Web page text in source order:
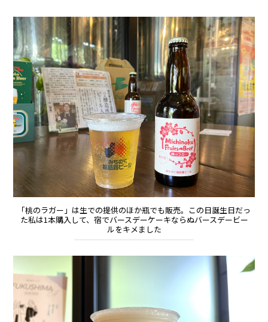
「桃のラガー」は生での提供のほか瓶でも販売。この日誕生日だっ
た私は1本購入して、宿でバースデーケーキならぬバースデービー
ルをキメました